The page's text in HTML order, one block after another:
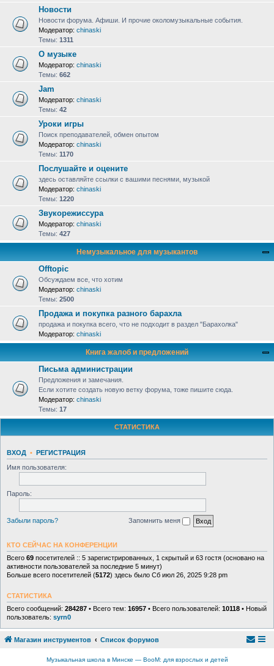
Новости
Новости форума. Афиши. И прочие околомузыкальные события.
Модератор: chinaski
Темы: 1311
О музыке
Модератор: chinaski
Темы: 662
Jam
Модератор: chinaski
Темы: 42
Уроки игры
Поиск преподавателей, обмен опытом
Модератор: chinaski
Темы: 1170
Послушайте и оцените
здесь оставляйте ссылки с вашими песнями, музыкой
Модератор: chinaski
Темы: 1220
Звукорежиссура
Модератор: chinaski
Темы: 427
Немузыкальное для музыкантов
Offtopic
Обсуждаем все, что хотим
Модератор: chinaski
Темы: 2500
Продажа и покупка разного барахла
продажа и покупка всего, что не подходит в раздел "Барахолка"
Модератор: chinaski
Книга жалоб и предложений
Письма администрации
Предложения и замечания.
Если хотите создать новую ветку форума, тоже пишите сюда.
Модератор: chinaski
Темы: 17
СТАТИСТИКА
ВХОД • РЕГИСТРАЦИЯ
Имя пользователя:
Пароль:
Забыли пароль? Запомнить меня
КТО СЕЙЧАС НА КОНФЕРЕНЦИИ
Всего 69 посетителей :: 5 зарегистрированных, 1 скрытый и 63 гостя (основано на
активности пользователей за последние 5 минут)
Больше всего посетителей (5172) здесь было Сб июл 26, 2025 9:28 pm
СТАТИСТИКА
Всего сообщений: 284287 • Всего тем: 16957 • Всего пользователей: 10118 • Новый
пользователь: syrn0
Магазин инструментов Список форумов
Музыкальная школа в Минске — BooM: для взрослых и детей